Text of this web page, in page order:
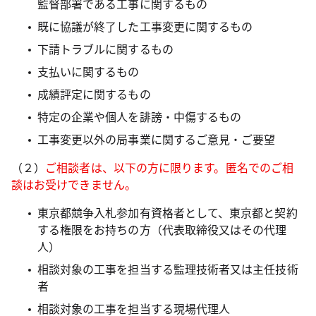
監督部署である工事に関するもの
既に協議が終了した工事変更に関するもの
下請トラブルに関するもの
支払いに関するもの
成績評定に関するもの
特定の企業や個人を誹謗・中傷するもの
工事変更以外の局事業に関するご意見・ご要望
（２） ご相談者は、以下の方に限ります。匿名でのご相
談はお受けできません。
東京都競争入札参加有資格者として、東京都と契約
する権限をお持ちの方（代表取締役又はその代理
人）
相談対象の工事を担当する監理技術者又は主任技術
者
相談対象の工事を担当する現場代理人